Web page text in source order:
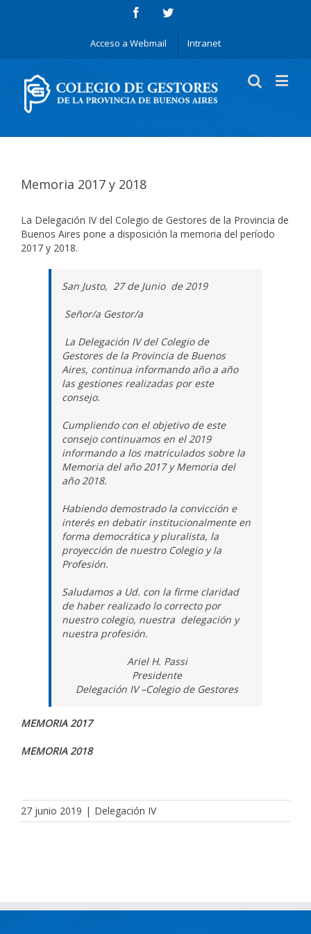
Acceso a Webmail Intranet
Memoria 2017 y 2018
La Delegación IV del Colegio de Gestores de la Provincia de
Buenos Aires pone a disposición la memoria del período
2017 y 2018.
San Justo, 27 de Junio de 2019
Señor/a Gestor/a
La Delegación IV del Colegio de
Gestores de la Provincia de Buenos
Aires, continua informando año a año
las gestiones realizadas por este
consejo.
Cumpliendo con el objetivo de este
consejo continuamos en el 2019
informando a los matriculados sobre la
Memoria del año 2017 y Memoria del
año 2018.
Habiendo demostrado la convicción e
interés en debatir institucionalmente en
forma democrática y pluralista, la
proyección de nuestro Colegio y la
Profesión.
Saludamos a Ud. con la firme claridad
de haber realizado lo correcto por
nuestro colegio, nuestra delegación y
nuestra profesión.
Ariel H. Passi
Presidente
Delegación IV –Colegio de Gestores
MEMORIA 2017
MEMORIA 2018
27 junio 2019 | Delegación IV